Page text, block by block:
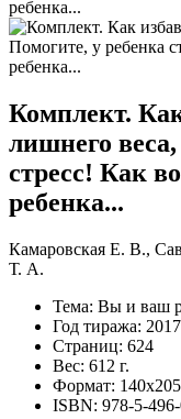
ребенка...
Комплект.
лишнего
стресс! Как
ребенка...
Камаровская Е. В.,
Т. А.
Тема: Вы и ваш
Год тиража: 2017
Страниц: 624
Вес: 612 г.
Формат:
ISBN: 978-5-